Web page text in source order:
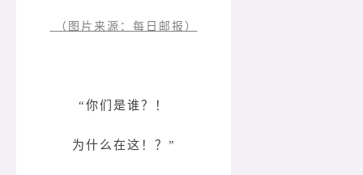
（图片来源：每日邮报）
“你们是谁？！
为什么在这！？”